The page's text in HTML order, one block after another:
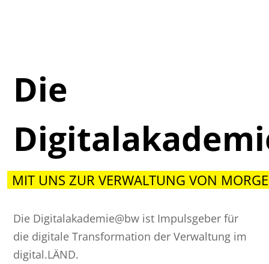
Die
MIT UNS ZUR VERWALTUNG VON
Die Digitalakademie@bw ist Impulsgeber für
die digitale Transformation der Verwaltung im
digital.LÄND.